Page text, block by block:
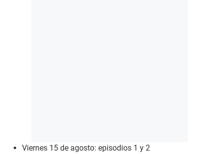
Viernes 15 de agosto: episodios 1 y 2